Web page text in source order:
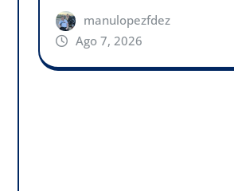
manulopezfdez
Ago 7, 2026